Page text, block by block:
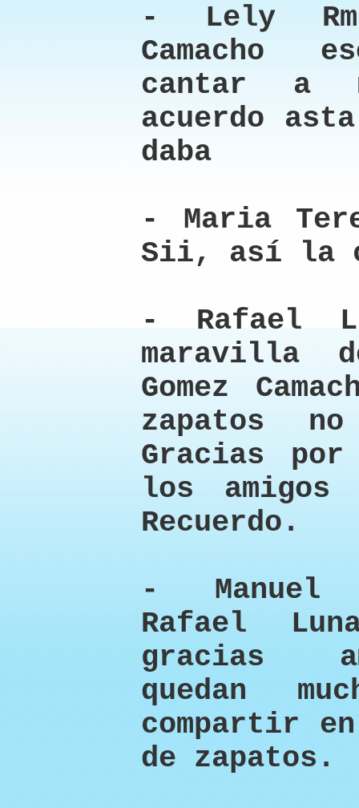
- Lely Rm
Camacho
cantar a
acuerdo
daba
- Maria
Sii, así la
- Rafael
maravilla
Gomez
zapatos
Gracias
los
Recuerdo.
- Manuel
Rafael
gracias
quedan
compartir
de zapatos.